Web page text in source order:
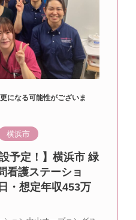
になる可能性がございま
横浜市
予定！】横浜市 緑
看護ステーショ
・想定年収453万